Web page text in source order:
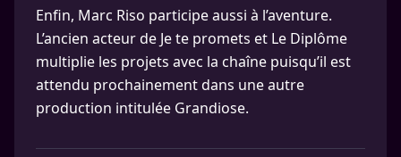
Enfin, Marc Riso participe aussi à l’aventure.
L’ancien acteur de Je te promets et Le Diplôme
multiplie les projets avec la chaîne puisqu’il est
attendu prochainement dans une autre
production intitulée Grandiose.